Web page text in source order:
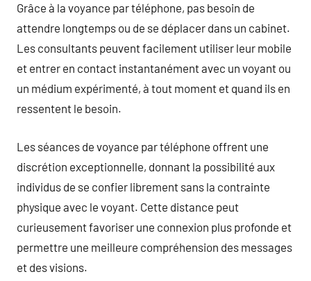
Grâce à la voyance par téléphone, pas besoin de
attendre longtemps ou de se déplacer dans un cabinet.
Les consultants peuvent facilement utiliser leur mobile
et entrer en contact instantanément avec un voyant ou
un médium expérimenté, à tout moment et quand ils en
ressentent le besoin.
Les séances de voyance par téléphone offrent une
discrétion exceptionnelle, donnant la possibilité aux
individus de se confier librement sans la contrainte
physique avec le voyant. Cette distance peut
curieusement favoriser une connexion plus profonde et
permettre une meilleure compréhension des messages
et des visions.